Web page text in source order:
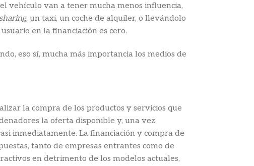
vehículo van a tener mucha menos influencia,
, un taxi, un coche de alquiler, o llevándolo
en la financiación es cero.
eso sí, mucha más importancia los medios de
la compra de los productos y servicios que
la oferta disponible y, una vez
inmediatamente. La financiación y compra de
tanto de empresas entrantes como de
en detrimento de los modelos actuales,